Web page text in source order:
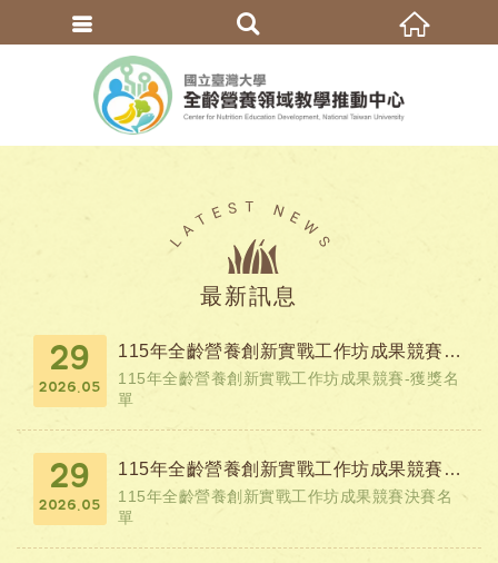
最新訊息
29
2026.05
115年全齡營養創新實戰工作坊成果競賽-獲獎名單
115年全齡營養創新實戰工作坊成果競賽-獲獎名
單
29
2026.05
115年全齡營養創新實戰工作坊成果競賽-決賽名單
115年全齡營養創新實戰工作坊成果競賽決賽名
單